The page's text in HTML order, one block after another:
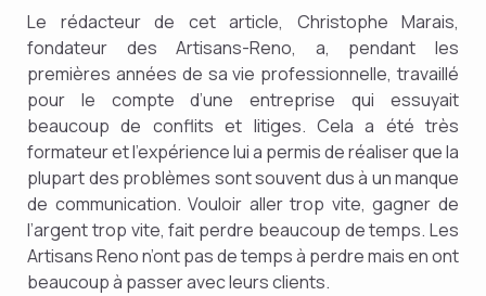
Le rédacteur de cet article, Christophe Marais,
fondateur des Artisans-Reno, a, pendant les
premières années de sa vie professionnelle, travaillé
pour le compte d’une entreprise qui essuyait
beaucoup de conflits et litiges. Cela a été très
formateur et l’expérience lui a permis de réaliser que la
plupart des problèmes sont souvent dus à un manque
de communication. Vouloir aller trop vite, gagner de
l’argent trop vite, fait perdre beaucoup de temps. Les
Artisans Reno n’ont pas de temps à perdre mais en ont
beaucoup à passer avec leurs clients.